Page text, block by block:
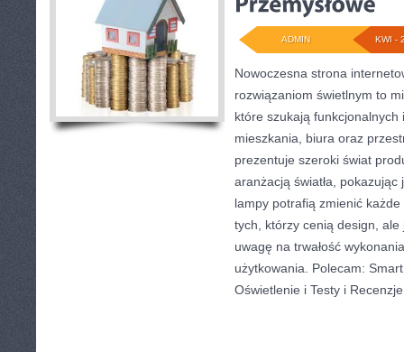
KWI -
ADMIN
Nowoczesna strona
rozwiązaniom świetlnym to
które szukają funkcjonalnych
mieszkania, biura oraz
prezentuje szeroki świat
aranżacją światła,
lampy potrafią zmienić
tych, którzy cenią design,
uwagę na trwałość
użytkowania. Polecam:
Oświetlenie i Testy i